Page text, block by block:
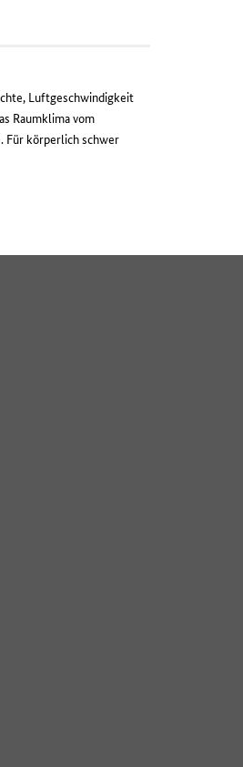
Luftgeschwindigkeit
Raumklima vom
Für körperlich schwer